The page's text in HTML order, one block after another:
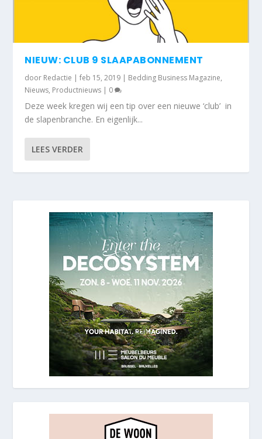
NIEUW: CLUB 9 SLAAPABONNEMENT
door Redactie |feb 15, 2019 | Bedding Business Magazine,
Nieuws, Productnieuws | 0
Deze week kregen wij een tip over een nieuwe ‘club’ in
de slapenbranche. En eigenlijk...
LEES VERDER